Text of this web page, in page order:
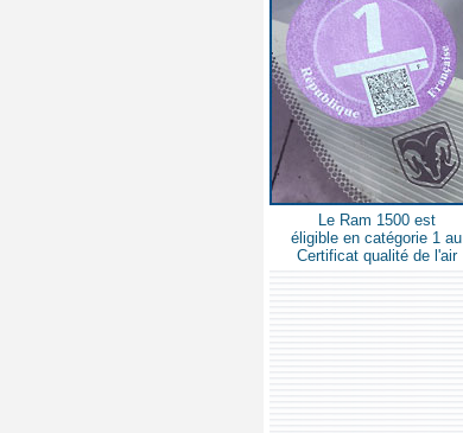
Le Ram 1500 est
éligible en catégorie 1 au
Certificat qualité de l'air